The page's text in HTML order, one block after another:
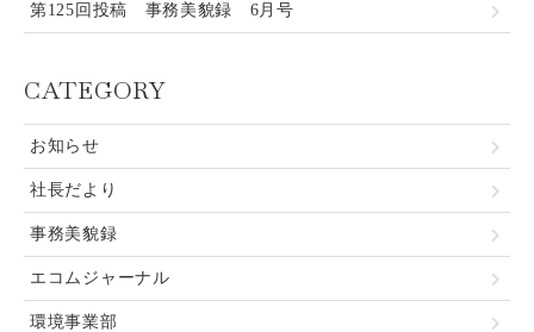
第125回投稿 事務美貌録 6月号
CATEGORY
お知らせ
社長だより
事務美貌録
エコムジャーナル
環境事業部